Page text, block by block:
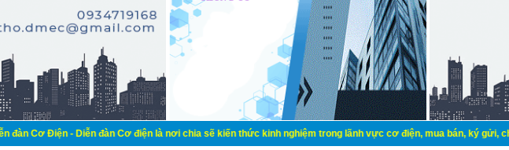
- Diễn đàn Cơ điện là nơi chia sẽ kiến thức kinh nghiệm trong lãnh vực cơ điện, mua bán, ký gửi, cho thuê